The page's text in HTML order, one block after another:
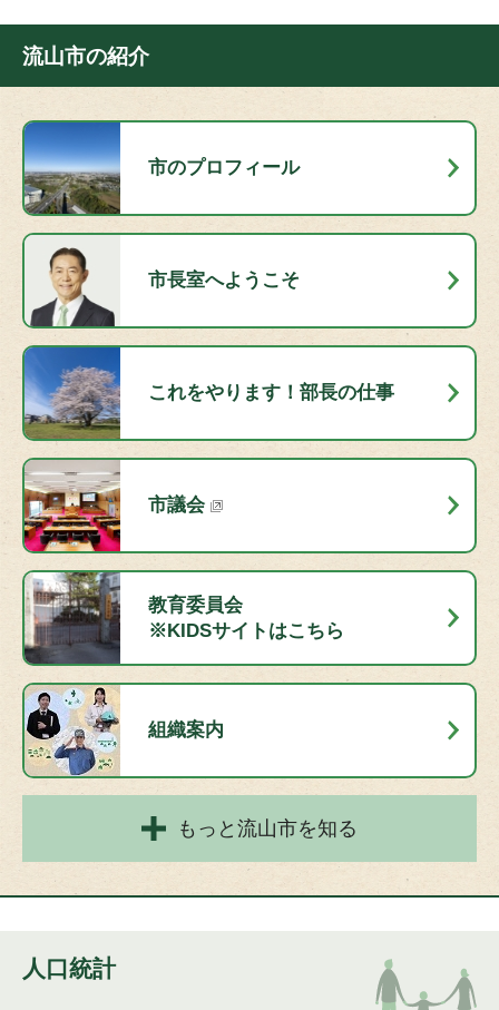
流山市の紹介
市のプロフィール
市長室へようこそ
これをやります！部長の仕事
市議会
教育委員会
※KIDSサイトはこちら
組織案内
もっと流山市を知る
人口統計